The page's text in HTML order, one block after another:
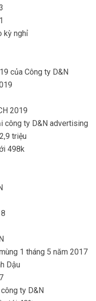
kỳ nghỉ
của Công ty D&N
2019
công ty D&N advertising
triệu
498k
1 tháng 5 năm 2017
Dậu
ty D&N